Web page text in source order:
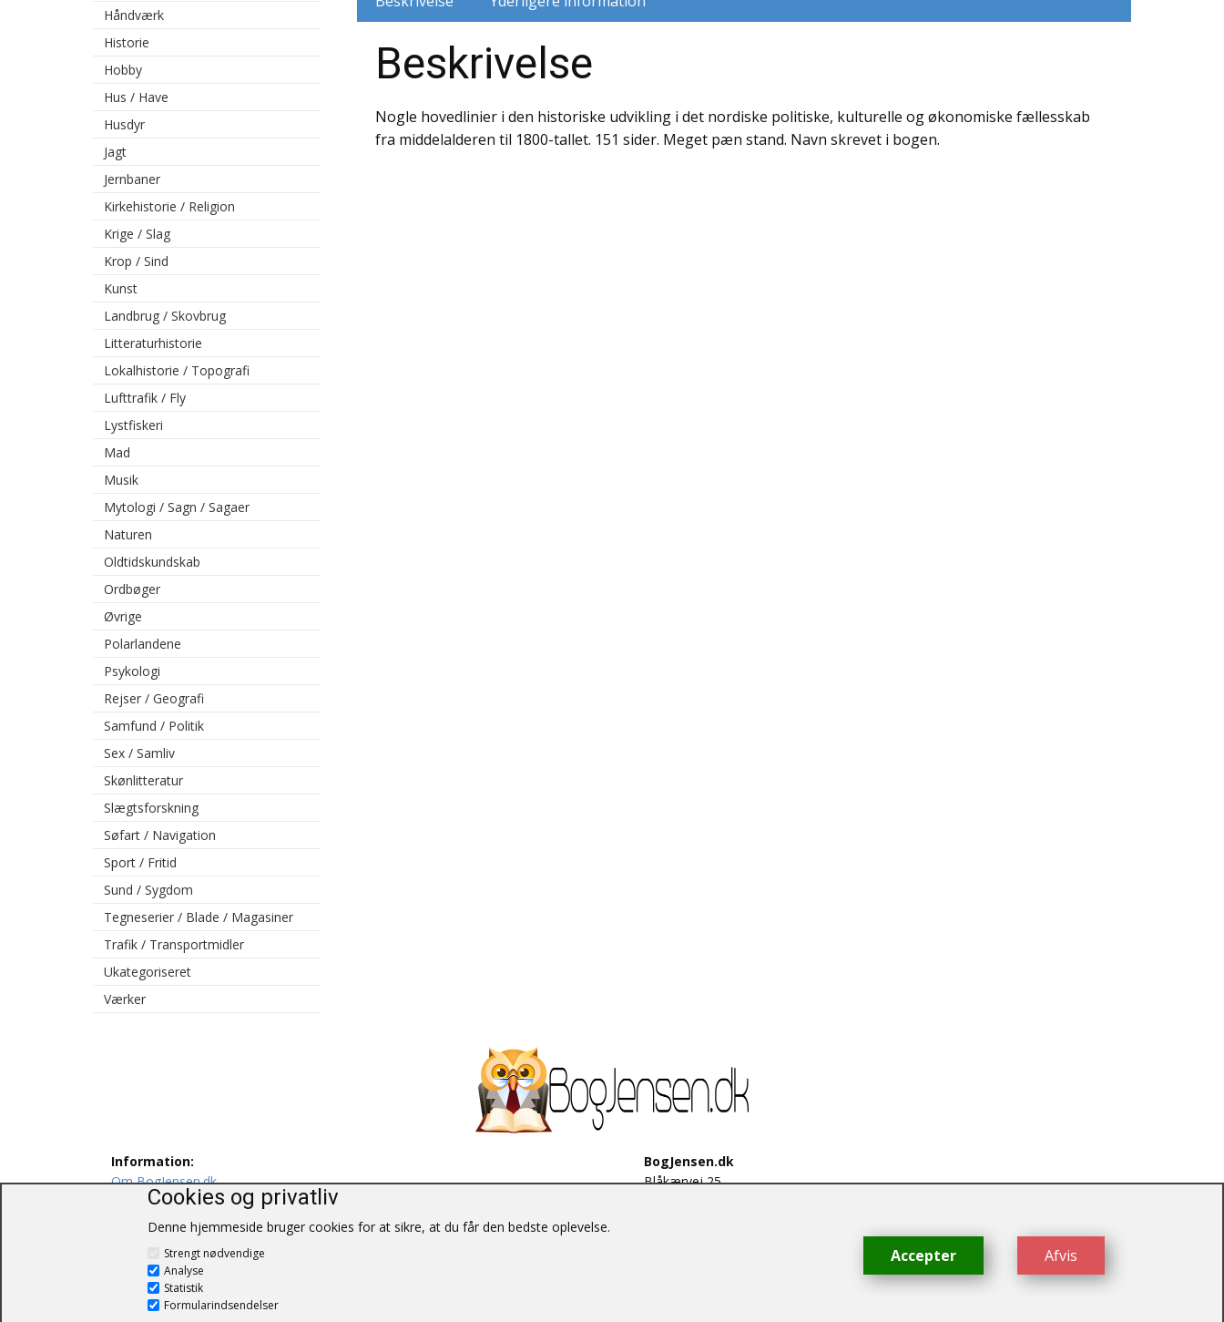
Håndværk
Historie
Hobby
Hus / Have
Husdyr
Jagt
Jernbaner
Kirkehistorie / Religion
Krige / Slag
Krop / Sind
Kunst
Landbrug / Skovbrug
Litteraturhistorie
Lokalhistorie / Topografi
Lufttrafik / Fly
Lystfiskeri
Mad
Musik
Mytologi / Sagn / Sagaer
Naturen
Oldtidskundskab
Ordbøger
Øvrige
Polarlandene
Psykologi
Rejser / Geografi
Samfund / Politik
Sex / Samliv
Skønlitteratur
Slægtsforskning
Søfart / Navigation
Sport / Fritid
Sund / Sygdom
Tegneserier / Blade / Magasiner
Trafik / Transportmidler
Ukategoriseret
Værker
Beskrivelse
Nogle hovedlinier i den historiske udvikling i det nordiske politiske, kulturelle og økonomiske fællesskab
fra middelalderen til 1800-tallet. 151 sider. Meget pæn stand. Navn skrevet i bogen.
Information:
Om BogJensen.dk
Levering
Persondatapolitik
Salgs og leveringsbetingelser
Kontakt os
BogJensen.dk
Blåkærvej 25
Cookies og privatliv
Denne hjemmeside bruger cookies for at sikre, at du får den bedste oplevelse.
Strengt nødvendige
Analyse
Statistik
Formularindsendelser
Afvis
Accepter